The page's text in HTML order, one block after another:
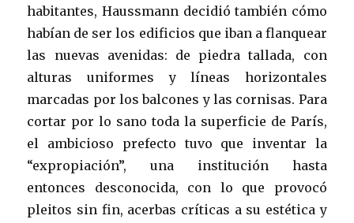
habitantes, Haussmann decidió también cómo
habían de ser los edificios que iban a flanquear
las nuevas avenidas: de piedra tallada, con
alturas uniformes y líneas horizontales
marcadas por los balcones y las cornisas. Para
cortar por lo sano toda la superficie de París,
el ambicioso prefecto tuvo que inventar la
“expropiación”, una institución hasta
entonces desconocida, con lo que provocó
pleitos sin fin, acerbas críticas a su estética y